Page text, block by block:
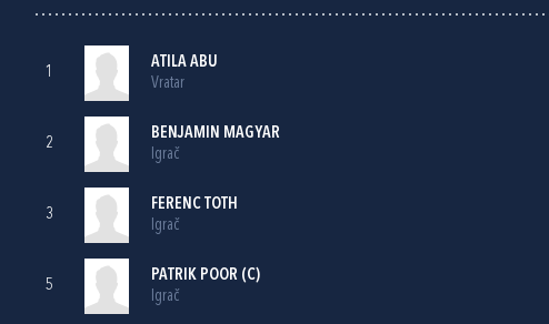
1
ATILA ABU
Vratar
2
BENJAMIN MAGYAR
Igrač
3
FERENC TOTH
Igrač
5
PATRIK POOR (C)
Igrač